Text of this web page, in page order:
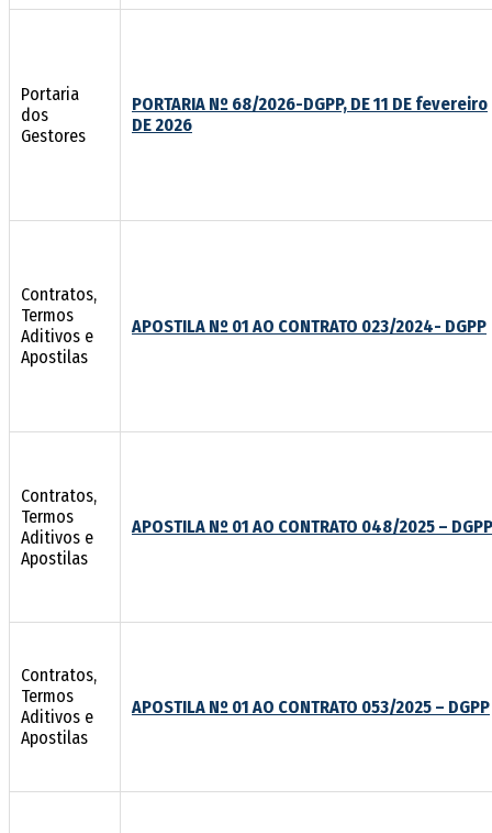
Portaria
dos
Gestores
PORTARIA Nº 68/2026-DGPP, DE 11 DE fevereiro
DE 2026
Contratos,
Termos
Aditivos e
Apostilas
APOSTILA Nº 01 AO CONTRATO 023/2024- DGPP
Contratos,
Termos
Aditivos e
Apostilas
APOSTILA Nº 01 AO CONTRATO 048/2025 – DGPP
Contratos,
Termos
Aditivos e
Apostilas
APOSTILA Nº 01 AO CONTRATO 053/2025 – DGPP